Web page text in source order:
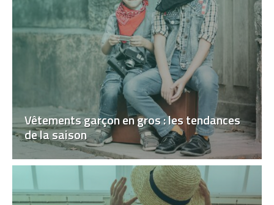
Vêtements garçon en gros : les tendances
de la saison